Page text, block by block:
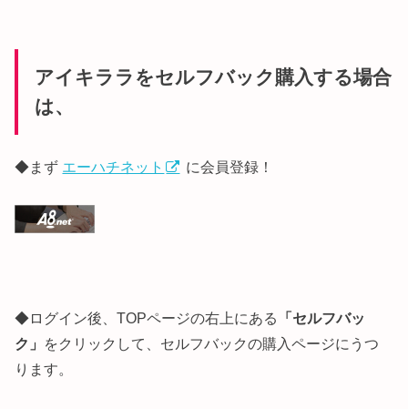
アイキララをセルフバック購入する場合
は、
◆まず エーハチネット に会員登録！
◆ログイン後、TOPページの右上にある
「セルフバッ
ク」 をクリックして、セルフバックの購入ページにうつ
ります。